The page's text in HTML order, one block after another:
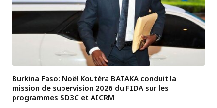
Burkina Faso: Noël Koutéra BATAKA conduit la
mission de supervision 2026 du FIDA sur les
programmes SD3C et AICRM